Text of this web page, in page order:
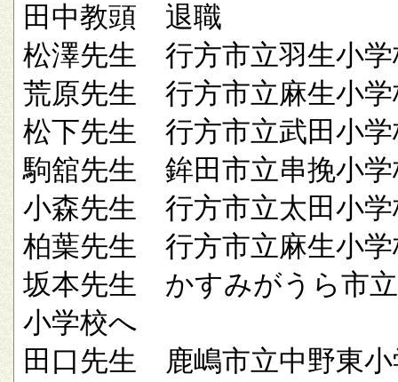
田中教頭 退職
松澤先生 行方市立羽生小学
荒原先生 行方市立麻生小学
松下先生 行方市立武田小学
駒舘先生 鉾田市立串挽小学
小森先生 行方市立太田小学
柏葉先生 行方市立麻生小学
坂本先生 かすみがうら市
小学校へ
田口先生 鹿嶋市立中野東小